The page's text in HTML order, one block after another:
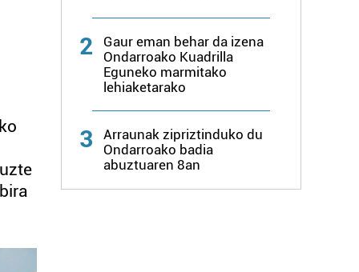
2
Gaur eman behar da izena
Ondarroako Kuadrilla
Eguneko marmitako
lehiaketarako
3
Arraunak zipriztinduko du
Ondarroako badia
abuztuaren 8an